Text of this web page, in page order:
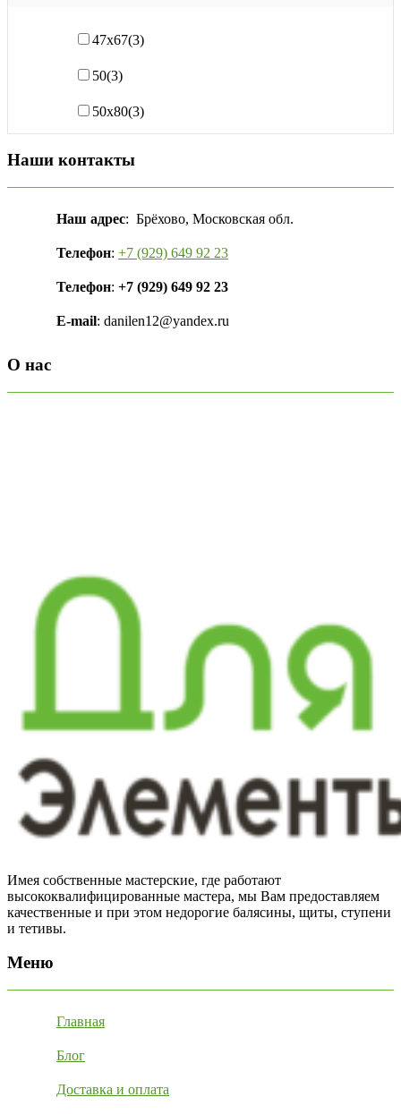
47х67(3)
50(3)
50х80(3)
Наши контакты
Наш адрес: Брёхово, Московская обл.
Телефон: +7 (929) 649 92 23
Телефон: +7 (929) 649 92 23
E-mail: danilen12@yandex.ru
О нас
Имея собственные мастерские, где работают
высококвалифицированные мастера, мы Вам предоставляем
качественные и при этом недорогие балясины, щиты, ступени
и тетивы.
Меню
Главная
Блог
Доставка и оплата